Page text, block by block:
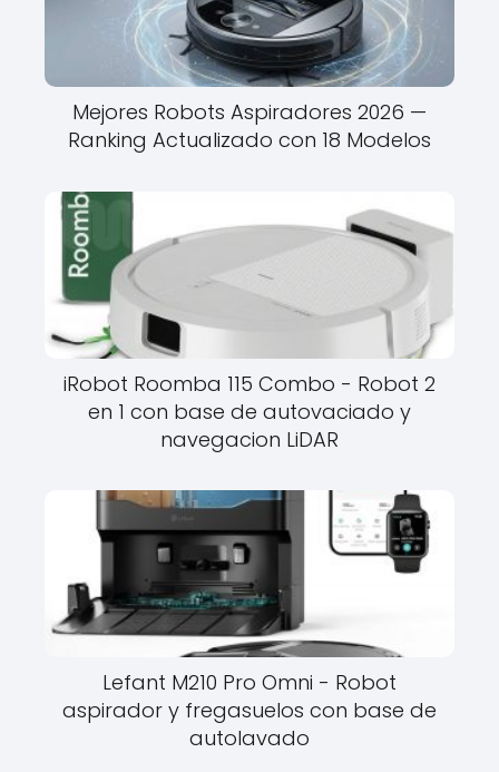
Mejores Robots Aspiradores 2026 —
Ranking Actualizado con 18 Modelos
iRobot Roomba 115 Combo - Robot 2
en 1 con base de autovaciado y
navegacion LiDAR
Lefant M210 Pro Omni - Robot
aspirador y fregasuelos con base de
autolavado